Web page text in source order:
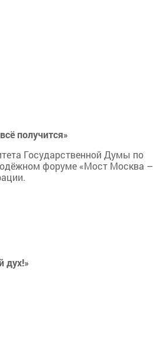
получится»
Государственной Думы по
форуме «Мост Москва –
дух!»